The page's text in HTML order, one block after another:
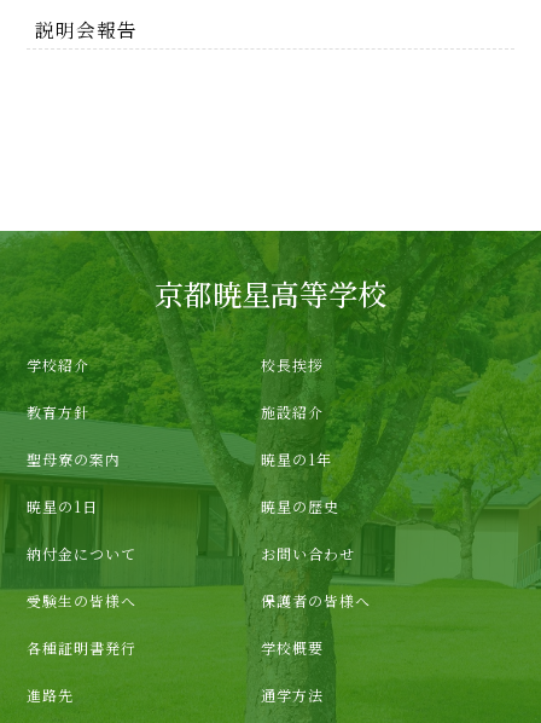
説明会報告
京都暁星高等学校
学校紹介 校長挨拶
教育方針 施設紹介
聖母寮の案内 暁星の1年
暁星の1日 暁星の歴史
納付金について お問い合わせ
受験生の皆様へ 保護者の皆様へ
各種証明書発行 学校概要
進路先 通学方法